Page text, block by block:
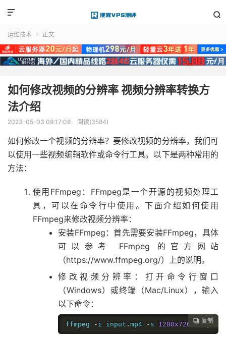


运维技术  正文
如何修改视频的分辨率 视频分辨率转换方
法介绍
2023-05-03 09:17:08 阅读(3584)
如何修改一个视频的分辨率？要修改视频的分辨率，我们可
以使用一些视频编辑软件或命令行工具。以下是两种常用的
方法：
使用FFmpeg：FFmpeg是一个开源的视频处理工
具，可以在命令行中使用。下面介绍如何使用
FFmpeg来修改视频分辨率：
安装FFmpeg：首先需要安装FFmpeg，具体
可以参考 FFmpeg 的官方网站
（https://www.ffmpeg.org/）上的说明。
修改视频分辨率：打开命令行窗口
（Windows）或终端（Mac/Linux），输入
以下命令：
 复制
ffmpeg - i input . mp4 - s 1280x720 output